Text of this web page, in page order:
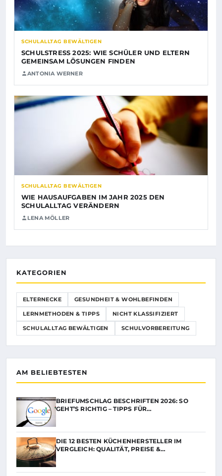
SCHULALLTAG BEWÄLTIGEN
SCHULSTRESS 2025: WIE SCHÜLER UND ELTERN
GEMEINSAM LÖSUNGEN FINDEN
ANTONIA WERNER
SCHULALLTAG BEWÄLTIGEN
WIE HAUSAUFGABEN IM JAHR 2025 DEN
SCHULALLTAG VERÄNDERN
LENA MÖLLER
KATEGORIEN
ELTERNECKE GESUNDHEIT & WOHLBEFINDEN
LERNMETHODEN & TIPPS NICHT KLASSIFIZIERT
SCHULALLTAG BEWÄLTIGEN SCHULVORBEREITUNG
AM BELIEBTESTEN
BRIEFUMSCHLAG BESCHRIFTEN 2026: SO
GEHT’S RICHTIG – TIPPS FÜR…
DIE 12 BESTEN KÜCHENHERSTELLER IM
VERGLEICH: QUALITÄT, PREISE &…